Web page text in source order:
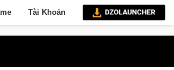
Tài Khoản